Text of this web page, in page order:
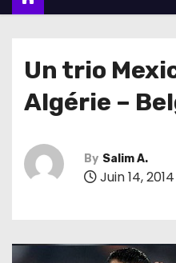
c
Un trio
Algérie –
By Salim A.
Juin 14, 2014